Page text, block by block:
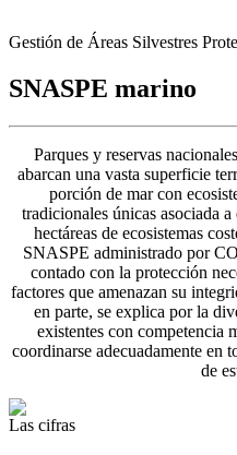
Gestión de Áreas Silvestres
SNASPE marino
Parques y reservas
abarcan una vasta superficie
porción de mar con
tradicionales únicas asociada
hectáreas de ecosistemas
SNASPE administrado por
contado con la protección
factores que amenazan su
en parte, se explica por la
existentes con competencia
coordinarse adecuadamente en
de
Las cifras